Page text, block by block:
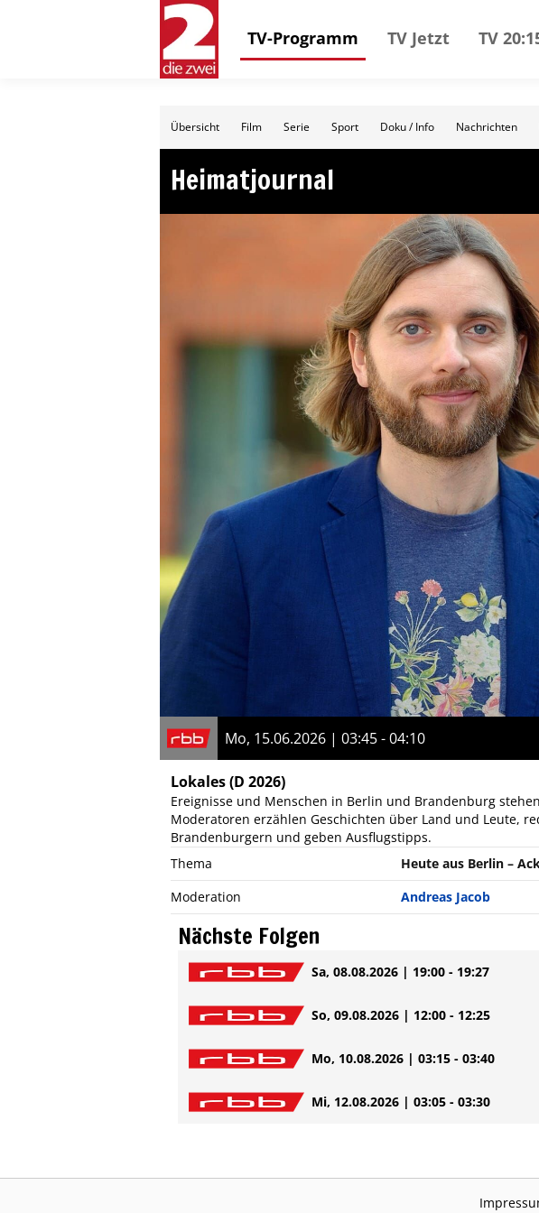
TV-Programm TV Jetzt TV
Übersicht Film Serie Sport Doku / Info Nachrichten
Heimatjournal
Mo, 15.06.2026 | 03:45 - 04:10
Lokales(D 2026)
Ereignisse und Menschen in Berlin und Brandenburg
Moderatoren erzählen Geschichten über Land und Leute,
Brandenburgern und geben Ausflugstipps.
Thema
Heute aus Berlin –
Moderation
Andreas Jacob
Nächste Folgen
Sa, 08.08.2026 | 19:00 - 19:27
So, 09.08.2026 | 12:00 - 12:25
Mo, 10.08.2026 | 03:15 - 03:40
Mi, 12.08.2026 | 03:05 - 03:30